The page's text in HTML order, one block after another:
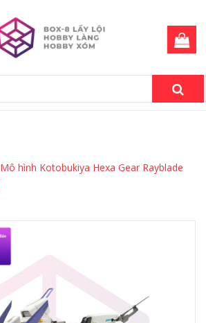
Mô hình Kotobukiya Hexa Gear Rayblade